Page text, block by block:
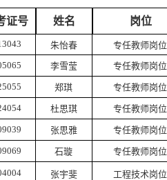
证号 姓名 岗位
朱怡春
专任教师岗位
李雪莹
专任教师岗位
郑琪
专任教师岗位
杜思琪
专任教师岗位
张思雅
专任教师岗位
石璇 专任教师岗位
张宇斐 工程技术岗位